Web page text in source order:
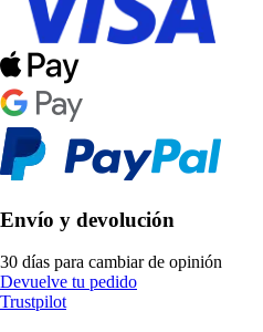
Envío y devolución
30 días para cambiar de opinión
Devuelve tu pedido
Trustpilot